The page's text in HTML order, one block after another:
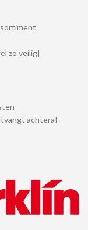
zo veilig]
achteraf